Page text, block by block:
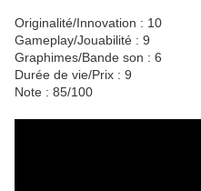
Originalité/Innovation : 10
Gameplay/Jouabilité : 9
Graphimes/Bande son : 6
Durée de vie/Prix : 9
Note : 85/100